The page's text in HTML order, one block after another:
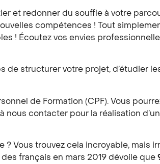
et redonner du souffle à votre
compétences ! Tout
! Écoutez vos envies
de structurer votre projet, d’étudier
de Formation (CPF). Vous
nous contacter pour la réalisation
Vous trouvez cela incroyable, mais
français en mars 2019 dévoile que